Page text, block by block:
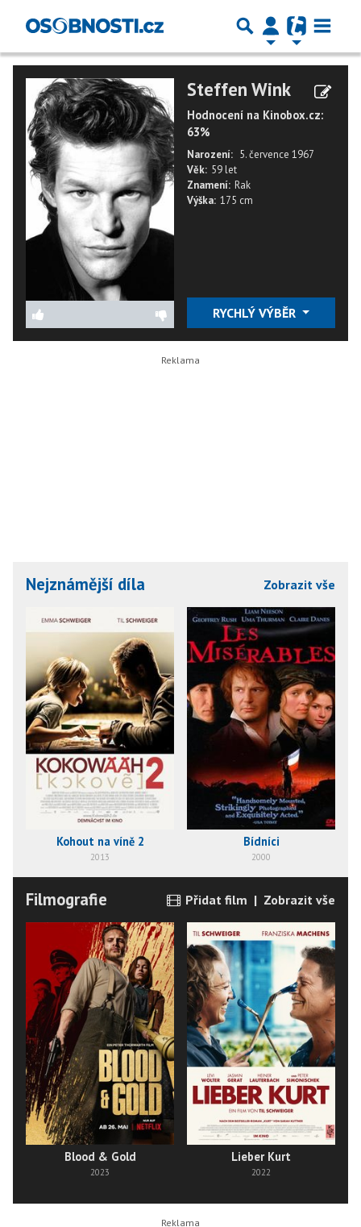
Steffen Wink
Hodnocení na Kinobox.cz:
63%
Narození: 5. července 1967
Věk: 59 let
Znamení: Rak
Výška: 175 cm
RYCHLÝ VÝBĚR
Nejznámější díla Zobrazit vše
Kohout na víně 2
2013
Bídníci
2000
Filmografie Přidat film | Zobrazit vše
Blood & Gold
2023
Lieber Kurt
2022